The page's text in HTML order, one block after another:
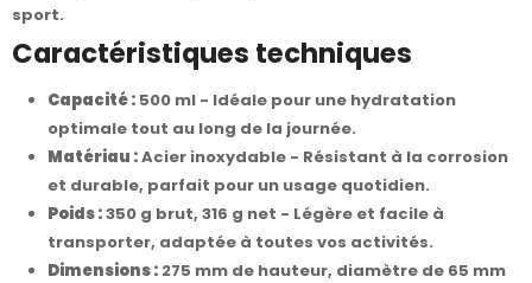
sport.
Caractéristiques techniques
Capacité : 500 ml - Idéale pour une hydratation
optimale tout au long de la journée.
Matériau :Acier inoxydable - Résistant à la corrosion
et durable, parfait pour un usage quotidien.
Poids :350 g brut, 316 g net - Légère et facile à
transporter, adaptée à toutes vos activités.
Dimensions : 275 mm de hauteur, diamètre de 65 mm